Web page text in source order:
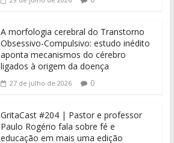
A morfologia cerebral do Transtorno
Obsessivo-Compulsivo: estudo inédito
aponta mecanismos do cérebro
ligados à origem da doença
27 de julho de 2026 0
GritaCast #204 | Pastor e professor
Paulo Rogério fala sobre fé e
educação em mais uma edição